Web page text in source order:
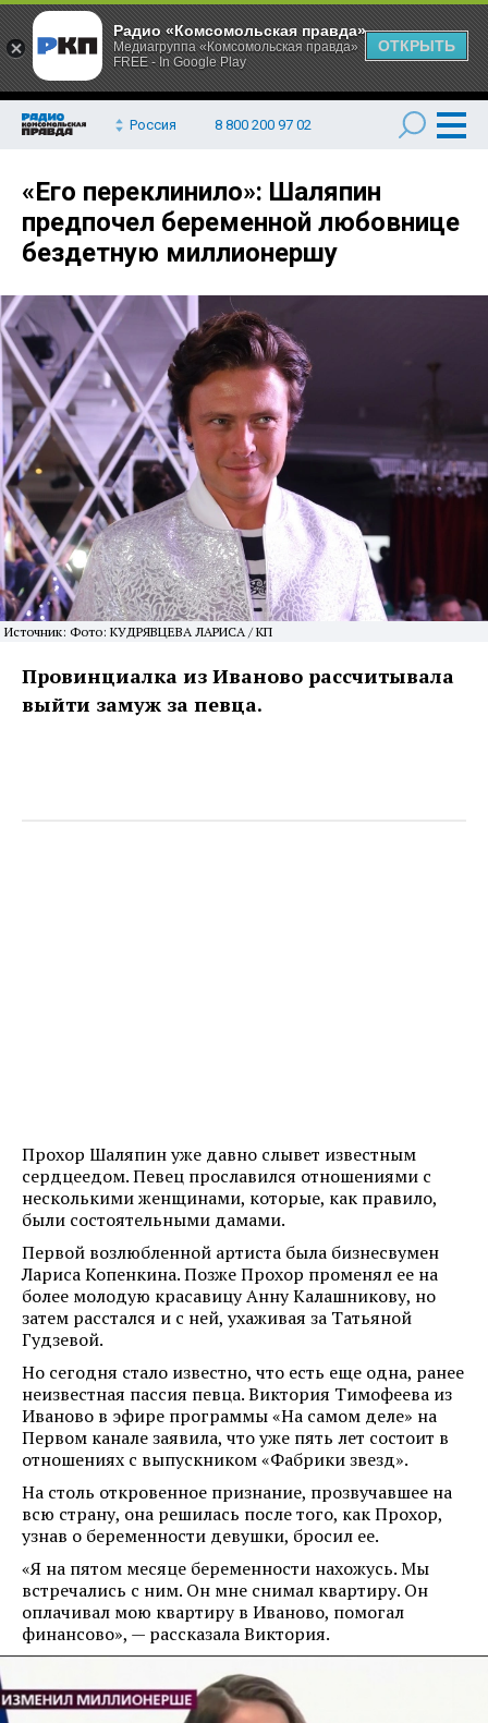
Россия 8 800 200 97 02
«Его переклинило»: Шаляпин
предпочел беременной любовнице
бездетную миллионершу
Источник: Фото: КУДРЯВЦЕВА ЛАРИСА / КП
Провинциалка из Иваново рассчитывала
выйти замуж за певца.
Прохор Шаляпин уже давно слывет известным
сердцеедом. Певец прославился отношениями с
несколькими женщинами, которые, как правило,
были состоятельными дамами.
Первой возлюбленной артиста была бизнесвумен
Лариса Копенкина. Позже Прохор променял ее на
более молодую красавицу Анну Калашникову, но
затем расстался и с ней, ухаживая за Татьяной
Гудзевой.
Но сегодня стало известно, что есть еще одна, ранее
неизвестная пассия певца. Виктория Тимофеева из
Иваново в эфире программы «На самом деле» на
Первом канале заявила, что уже пять лет состоит в
отношениях с выпускником «Фабрики звезд».
На столь откровенное признание, прозвучавшее на
всю страну, она решилась после того, как Прохор,
узнав о беременности девушки, бросил ее.
«Я на пятом месяце беременности нахожусь. Мы
встречались с ним. Он мне снимал квартиру. Он
оплачивал мою квартиру в Иваново, помогал
финансово», — рассказала Виктория.
Радио «Комсомольская правда»
Медиагруппа «Комсомольская правда»
FREE - In Google Play
ОТКРЫТЬ